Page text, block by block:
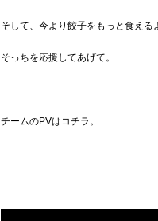
そして、今より餃子をもっと食える
そっちを応援してあげて。
チームのPVはコチラ。